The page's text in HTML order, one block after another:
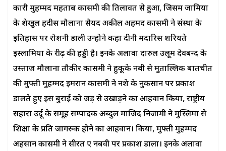
कारी मुहम्मद महताब कासमी की तिलावत से हुआ, जिसमें जामिया
के शेखुल हदीस मौलाना सैयद अकील अहमद कासमी ने संस्था के
इतिहास पर रोशनी डाली उन्होने कहा दीनी मदारिस शरियते
इस्लामिया के रीढ़ की हड्डी है। इनके अलावा दारुल उलूम देवबन्द के
उस्ताज मौलाना तौकीर कासमी ने हुकूके नबी से मुताल्लिक बातचीत
की मुफ्ती मुहम्मद इमरान कासमी ने नशे के नुकसान पर प्रकाश
डालते हुए इस बुराई को जड़ से उखाड़ने का आहवान किया, राष्ट्रीय
सहारा उर्दू के समूह सम्पादक अब्दुल माजिद निजामी ने मुस्लिमों से
शिक्षा के प्रति जागरुक होने का आहवान। किया, मुफ्ती मुहम्मद
अहसान कासमी ने सीरत ए नबवी पर प्रकाश डाला। इनके अलावा